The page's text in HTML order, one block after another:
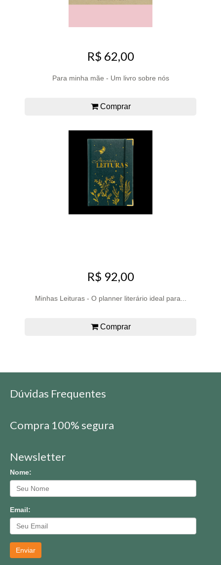
R$ 62,00
Para minha mãe - Um livro sobre nós
Comprar
R$ 92,00
Minhas Leituras - O planner literário ideal para...
Comprar
Dúvidas Frequentes
Compra 100% segura
Newsletter
Nome:
Email:
Enviar